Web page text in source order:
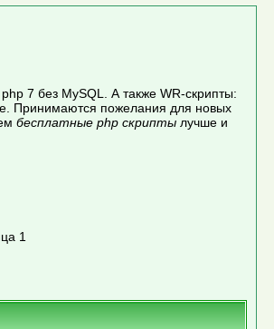
7 без MySQL. А также WR-скрипты:
Принимаются пожелания для новых
бесплатные php скриптылучше и
1